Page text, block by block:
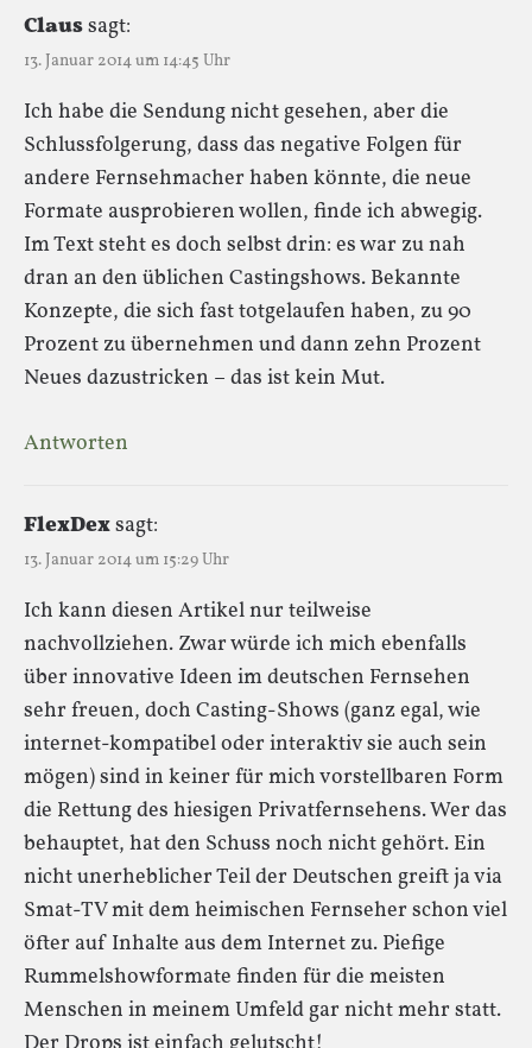
Claussagt:
13. Januar 2014 um 14:45 Uhr
Ich habe die Sendung nicht gesehen, aber die
Schlussfolgerung, dass das negative Folgen für
andere Fernsehmacher haben könnte, die neue
Formate ausprobieren wollen, finde ich abwegig.
Im Text steht es doch selbst drin: es war zu nah
dran an den üblichen Castingshows. Bekannte
Konzepte, die sich fast totgelaufen haben, zu 90
Prozent zu übernehmen und dann zehn Prozent
Neues dazustricken – das ist kein Mut.
Antworten
FlexDexsagt:
13. Januar 2014 um 15:29 Uhr
Ich kann diesen Artikel nur teilweise
nachvollziehen. Zwar würde ich mich ebenfalls
über innovative Ideen im deutschen Fernsehen
sehr freuen, doch Casting-Shows (ganz egal, wie
internet-kompatibel oder interaktiv sie auch sein
mögen) sind in keiner für mich vorstellbaren Form
die Rettung des hiesigen Privatfernsehens. Wer das
behauptet, hat den Schuss noch nicht gehört. Ein
nicht unerheblicher Teil der Deutschen greift ja via
Smat-TV mit dem heimischen Fernseher schon viel
öfter auf Inhalte aus dem Internet zu. Piefige
Rummelshowformate finden für die meisten
Menschen in meinem Umfeld gar nicht mehr statt.